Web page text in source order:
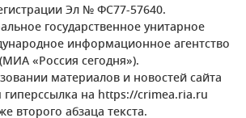
Эл № ФС77-57640.
государственное унитарное
информационное агентство
(МИА «Россия сегодня»).
материалов и новостей сайта
на https://crimea.ria.ru
второго абзаца текста.